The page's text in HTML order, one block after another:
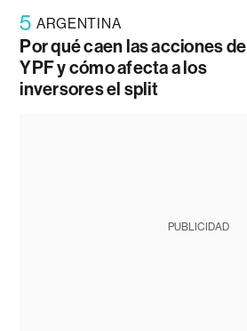
5 ARGENTINA
Por qué caen las acciones de
YPF y cómo afecta a los
inversores el split
PUBLICIDAD